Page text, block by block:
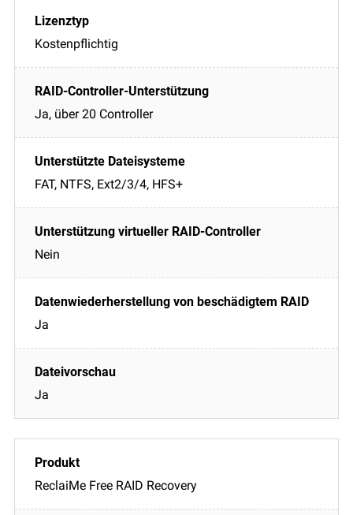
Kostenpflichtig
Ja, über 20 Controller
FAT, NTFS, Ext2/3/4, HFS+
Nein
Ja
Ja
ReclaiMe Free RAID Recovery